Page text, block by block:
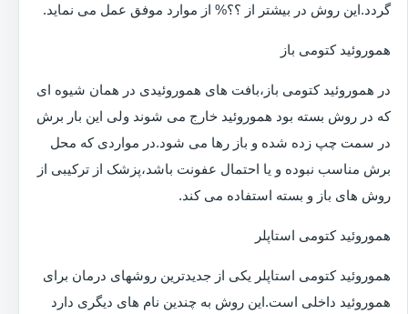
گردد.این روش در بیشتر از ؟؟% از موارد موفق عمل می نماید.
هموروئید کتومی باز
در هموروئید کتومی باز،بافت های هموروئیدی در همان شیوه ای
که در روش بسته بود هموروئید خارج می شوند ولی این بار برش
در سمت چپ زده شده و باز رها می شود.در مواردی که محل
برش مناسب نبوده و یا احتمال عفونت باشد،پزشک از ترکیبی از
روش های باز و بسته استفاده می کند.
هموروئید کتومی استاپلر
هموروئید کتومی استاپلر یکی از جدیدترین روشهای درمان برای
هموروئید داخلی است.این روش به چندین نام های دیگری دارد